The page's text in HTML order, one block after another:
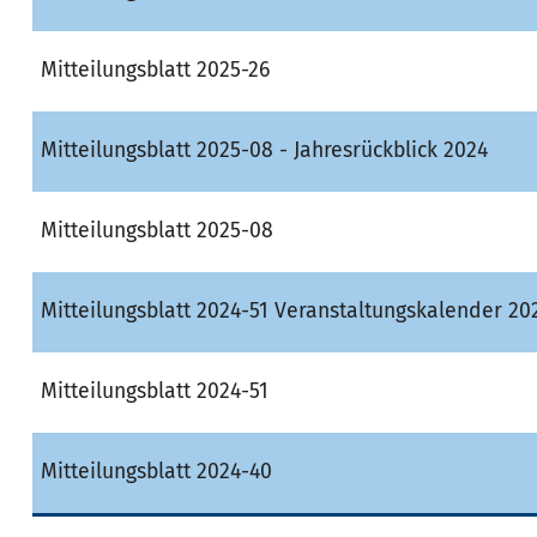
Mitteilungsblatt 2025-26
Mitteilungsblatt 2025-08 - Jahresrückblick 2024
Mitteilungsblatt 2025-08
Mitteilungsblatt 2024-51 Veranstaltungskalender
Mitteilungsblatt 2024-51
Mitteilungsblatt 2024-40